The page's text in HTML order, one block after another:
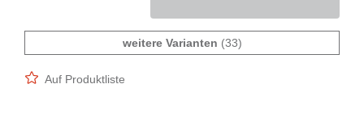
weitere Varianten (33)
Auf Produktliste